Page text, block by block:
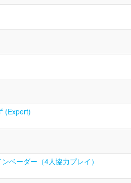
(Expert)
ベーダー（4人協力プレイ）